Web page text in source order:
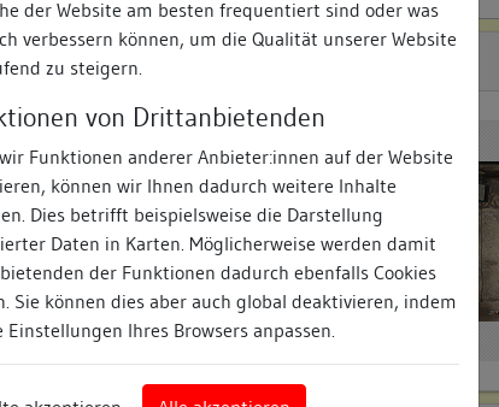
der Website am besten frequentiert sind oder was
verbessern können, um die Qualität unserer Website
zu steigern.
von Drittanbietenden
Funktionen anderer Anbieter:innen auf der Website
können wir Ihnen dadurch weitere Inhalte
Dies betrifft beispielsweise die Darstellung
Daten in Karten. Möglicherweise werden damit
der Funktionen dadurch ebenfalls Cookies
Sie können dies aber auch global deaktivieren, indem
Einstellungen Ihres Browsers anpassen.